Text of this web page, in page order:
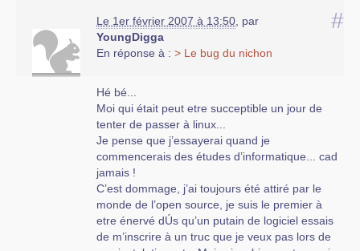
#
Le 1er février 2007 à 13:50 par
YoungDigga
En réponse à : > Le bug du nichon
Hé bé...
Moi qui était peut etre succeptible un jour de
tenter de passer à linux...
Je pense que j’essayerai quand je
commencerais des études d’informatique... cad
jamais !
C’est dommage, j’ai toujours été attiré par le
monde de l’open source, je suis le premier à
etre énervé dÚs qu’un putain de logiciel essais
de m’inscrire à un truc que je veux pas lors de